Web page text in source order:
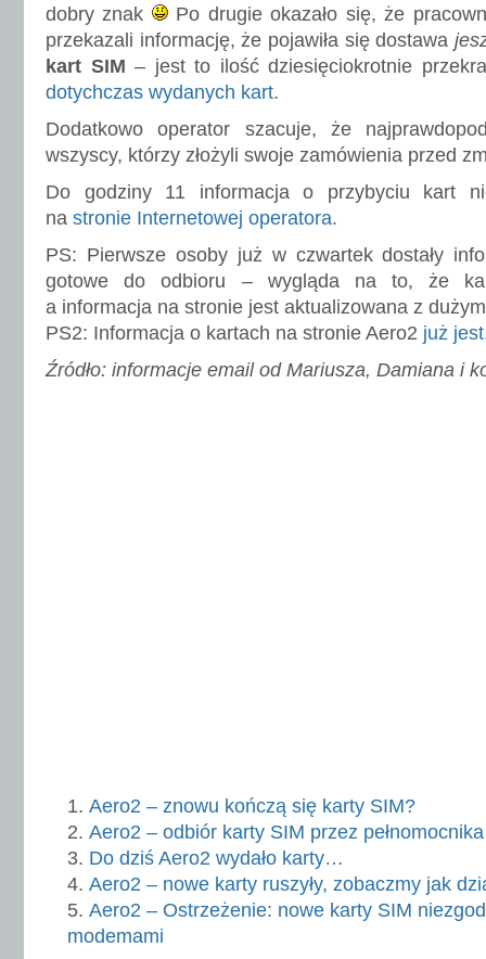
dobry znak
Po drugie okazało się, że
przekazali informację, że pojawiła się dostawa
kart SIM – jest to ilość dziesięciokrotnie
dotychczas wydanych kart.
Dodatkowo operator szacuje, że
wszyscy, którzy złożyli swoje zamówienia przed
Do godziny 11 informacja o przybyciu kart
na stronie Internetowej operatora.
PS: Pierwsze osoby już w czwartek dostały
gotowe do odbioru – wygląda na to, że
a informacja na stronie jest aktualizowana z
PS2: Informacja o kartach na stronie Aero2 już jest
Źródło: informacje email od Mariusza, Damiana i
Aero2 – znowu kończą się karty SIM?
Aero2 – odbiór karty SIM przez pełnomocnika
Do dziś Aero2 wydało karty…
Aero2 – nowe karty ruszyły, zobaczmy jak
Aero2 – Ostrzeżenie: nowe karty SIM
modemami